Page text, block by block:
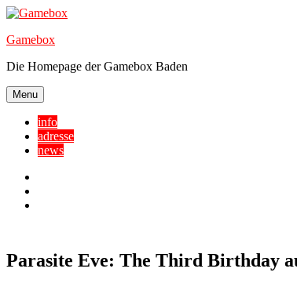
Skip
content
Gamebox
Die Homepage der Gamebox Baden
Menu
info
adresse
news
Parasite Eve: The Third Birthday